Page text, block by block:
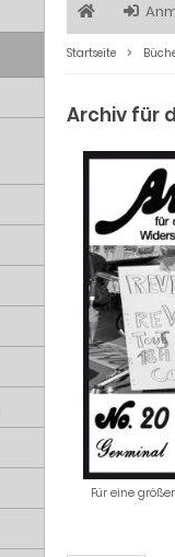
Startseite
Archiv für
Für eine